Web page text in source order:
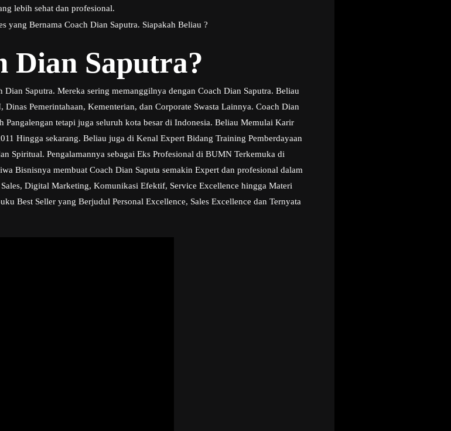
lebih sehat dan profesional.
yang Bernama Coach Dian Saputra. Siapakah Beliau ?
Dian Saputra?
Saputra. Mereka sering memanggilnya dengan Coach Dian Saputra. Beliau
Pemerintahaan, Kementerian, dan Corporate Swasta Lainnya. Coach Dian
tetapi juga seluruh kota besar di Indonesia. Beliau Memulai Karir
Hingga sekarang. Beliau juga di Kenal Expert Bidang Training Pemberdayaan
Spiritual. Pengalamannya sebagai Eks Profesional di BUMN Terkemuka di
Bisnisnya membuat Coach Dian Saputa semakin Expert dan profesional dalam
Digital Marketing, Komunikasi Efektif, Service Excellence hingga Materi
Best Seller yang Berjudul Personal Excellence, Sales Excellence dan Ternyata